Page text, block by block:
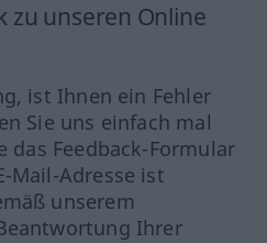
zu unseren Online
ist Ihnen ein Fehler
Sie uns einfach mal
das Feedback-Formular
Mail-Adresse ist
unserem
Ihrer